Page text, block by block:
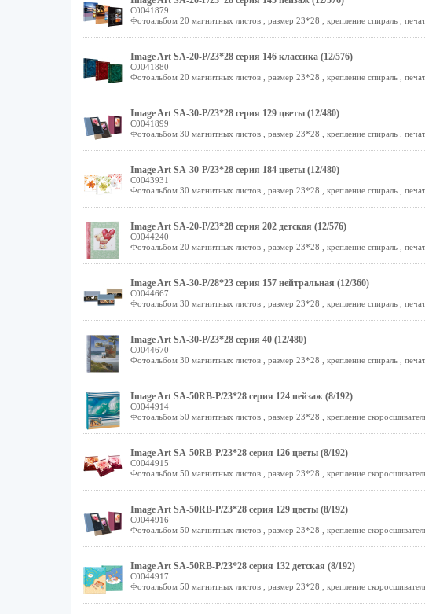
C0041879
Фотоальбом 20 магнитных листов , размер 23*28 , крепление спираль ,
Image Art SA-20-Р/23*28 серия 146 классика (12/576)
C0041880
Фотоальбом 20 магнитных листов , размер 23*28 , крепление спираль ,
Image Art SA-30-Р/23*28 серия 129 цветы (12/480)
C0041899
Фотоальбом 30 магнитных листов , размер 23*28 , крепление спираль ,
Image Art SA-30-Р/23*28 серия 184 цветы (12/480)
C0043931
Фотоальбом 30 магнитных листов , размер 23*28 , крепление спираль ,
Image Art SA-20-Р/23*28 серия 202 детская (12/576)
C0044240
Фотоальбом 20 магнитных листов , размер 23*28 , крепление спираль ,
Image Art SA-30-Р/28*23 серия 157 нейтральная (12/360)
C0044667
Фотоальбом 30 магнитных листов , размер 23*28 , крепление спираль ,
Image Art SA-30-Р/23*28 серия 40 (12/480)
C0044670
Фотоальбом 30 магнитных листов , размер 23*28 , крепление спираль ,
Image Art SA-50RB-Р/23*28 серия 124 пейзаж (8/192)
C0044914
Фотоальбом 50 магнитных листов , размер 23*28 , крепление
Image Art SA-50RB-Р/23*28 серия 126 цветы (8/192)
C0044915
Фотоальбом 50 магнитных листов , размер 23*28 , крепление
Image Art SA-50RB-Р/23*28 серия 129 цветы (8/192)
C0044916
Фотоальбом 50 магнитных листов , размер 23*28 , крепление
Image Art SA-50RB-Р/23*28 серия 132 детская (8/192)
C0044917
Фотоальбом 50 магнитных листов , размер 23*28 , крепление